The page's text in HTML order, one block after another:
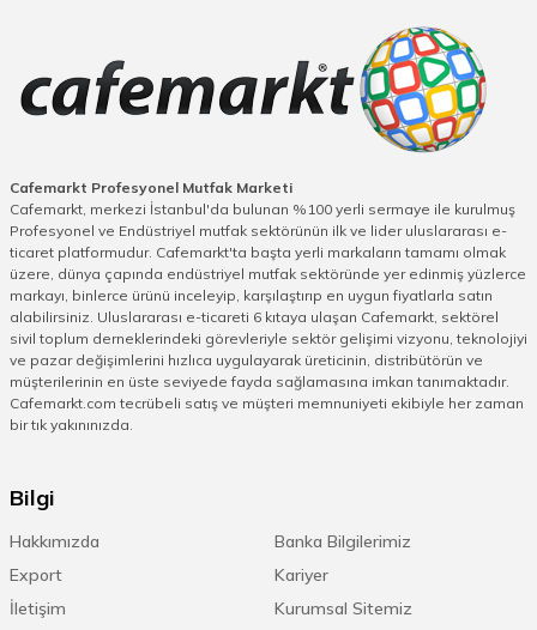
Cafemarkt Profesyonel Mutfak Marketi
Cafemarkt, merkezi İstanbul'da bulunan %100 yerli sermaye ile kurulmuş
Profesyonel ve Endüstriyel mutfak sektörünün ilk ve lider uluslararası e-
ticaret platformudur. Cafemarkt'ta başta yerli markaların tamamı olmak
üzere, dünya çapında endüstriyel mutfak sektöründe yer edinmiş yüzlerce
markayı, binlerce ürünü inceleyip, karşılaştırıp en uygun fiyatlarla satın
alabilirsiniz. Uluslararası e-ticareti 6 kıtaya ulaşan Cafemarkt, sektörel
sivil toplum derneklerindeki görevleriyle sektör gelişimi vizyonu, teknolojiyi
ve pazar değişimlerini hızlıca uygulayarak üreticinin, distribütörün ve
müşterilerinin en üste seviyede fayda sağlamasına imkan tanımaktadır.
Cafemarkt.com tecrübeli satış ve müşteri memnuniyeti ekibiyle her zaman
bir tık yakınınızda.
Bilgi
Hakkımızda
Banka Bilgilerimiz
Export
Kariyer
İletişim
Kurumsal Sitemiz